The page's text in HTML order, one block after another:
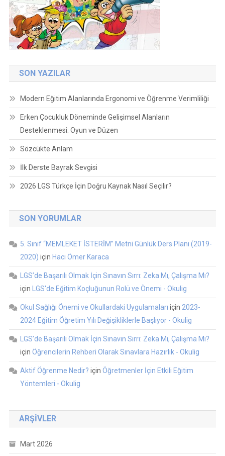
SON YAZILAR
Modern Eğitim Alanlarında Ergonomi ve Öğrenme Verimliliği
Erken Çocukluk Döneminde Gelişimsel Alanların
Desteklenmesi: Oyun ve Düzen
Sözcükte Anlam
İlk Derste Bayrak Sevgisi
2026 LGS Türkçe İçin Doğru Kaynak Nasıl Seçilir?
SON YORUMLAR
5. Sınıf “MEMLEKET İSTERİM” Metni Günlük Ders Planı (2019-
2020) için Hacı Ömer Karaca
LGS’de Başarılı Olmak İçin Sınavın Sırrı: Zeka Mı, Çalışma Mı?
için
LGS'de Eğitim Koçluğunun Rolü ve Önemi - Okulig
Okul Sağlığı Önemi ve Okullardaki Uygulamaları için 2023-
2024 Eğitim Öğretim Yılı Değişikliklerle Başlıyor - Okulig
LGS’de Başarılı Olmak İçin Sınavın Sırrı: Zeka Mı, Çalışma Mı?
için Öğrencilerin Rehberi Olarak Sınavlara Hazırlık - Okulig
Aktif Öğrenme Nedir? için Öğretmenler İçin Etkili Eğitim
Yöntemleri - Okulig
ARŞIVLER
Mart 2026